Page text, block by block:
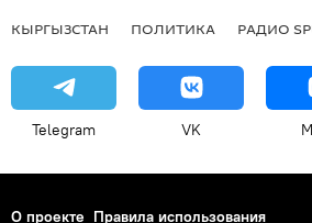
КЫРГЫЗСТАН ПОЛИТИКА РАДИО
Telegram VK
О проекте Правила использования